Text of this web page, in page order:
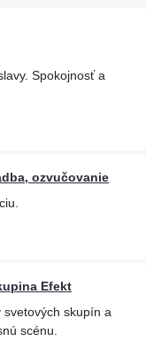
Spokojnosť a
ozvučovanie
Efekt
skupín a
scénu.